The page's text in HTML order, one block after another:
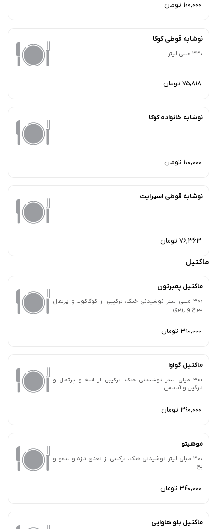
100,000 تومان
نوشابه قوطی کوکا
330 میلی لیتر
75,818 تومان
نوشابه خانواده کوکا
-
100,000 تومان
نوشابه قوطی اسپرایت
-
76,363 تومان
ماکتیل
ماکتیل پمبرتون
300 میلی لیتر نوشیدنی خنک، ترکیبی از کوکاکولا و پرتقال
سرخ و رزبری
390,000 تومان
ماکتیل گواوا
300 میلی لیتر نوشیدنی خنک، ترکیبی از انبه و پرتقال و
نارگیل و آناناس
390,000 تومان
موهیتو
300 میلی لیتر نوشیدنی خنک، ترکیبی از نعنای تازه و لیمو و
یخ
340,000 تومان
ماکتیل بلو هاوایی